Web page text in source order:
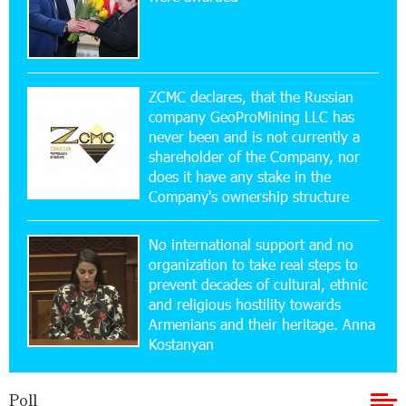
Bank for Consumers by Euromoney
11:36:50 17-07-2026
Ucom and Microsoft Innovation Center Help
School Students Build Cybersecurity Skills
12:45:18 16-07-2026
Ucom Supports Installation of 10 kW Solar Plant
in Shenavan, Lori
20:34:31 14-07-2026
Unibank to Raffle a Trip to Italy
ZCMC declares, that the Russian
company GeoProMining LLC has
never been and is not currently a
shareholder of the Company, nor
does it have any stake in the
Company's ownership structure
No international support and no
organization to take real steps to
prevent decades of cultural, ethnic
and religious hostility towards
Armenians and their heritage. Anna
Kostanyan
Poll